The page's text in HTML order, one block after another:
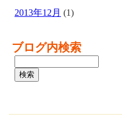
2013年12月 (1)
ブログ内検索